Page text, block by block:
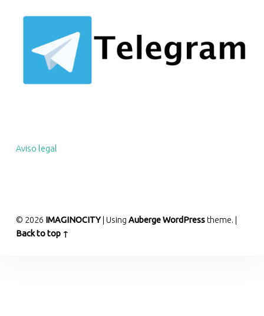
Aviso legal
© 2026 IMAGINOCITY | Using AubergeWordPresstheme. |
Back to top ↑